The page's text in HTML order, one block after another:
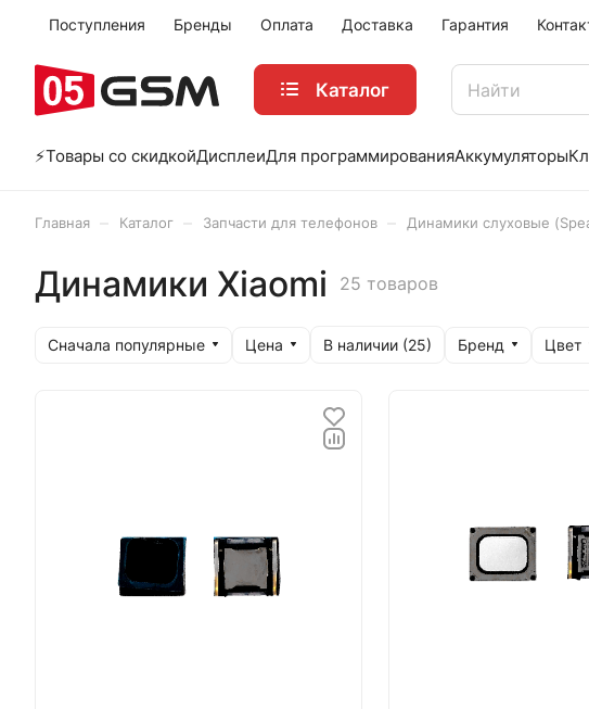
Поступления Бренды Оплата Доставка Гарантия
Каталог
⚡️Товары со скидкойДисплеиДля программированияАккумуляторы
Главная Каталог Запчасти для телефонов Динамики слуховые
Динамики Xiaomi 25 товаров
Сначала популярные Цена В наличии (25) Бренд Цвет